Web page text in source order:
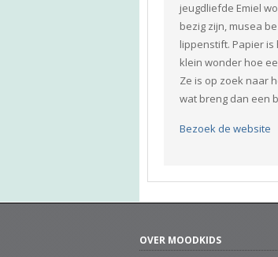
jeugdliefde Emiel
bezig zijn, musea
lippenstift. Papier
klein wonder hoe
Ze is op zoek naar
wat breng dan een
Bezoek de website
OVER MOODKIDS